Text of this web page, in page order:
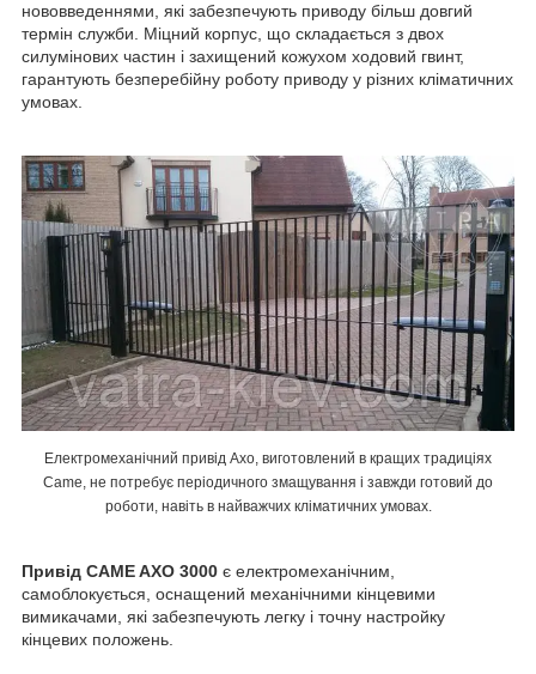
нововведеннями, які забезпечують приводу більш довгий
термін служби. Міцний корпус, що складається з двох
силумінових частин і захищений кожухом ходовий гвинт,
гарантують безперебійну роботу приводу у різних кліматичних
умовах.
Електромеханічний привід Axo, виготовлений в кращих традиціях
Came, не потребує періодичного змащування і завжди готовий до
роботи, навіть в найважчих кліматичних умовах.
Привід CAME AXO 3000 є електромеханічним,
самоблокується, оснащений механічними кінцевими
вимикачами, які забезпечують легку і точну настройку
кінцевих положень.